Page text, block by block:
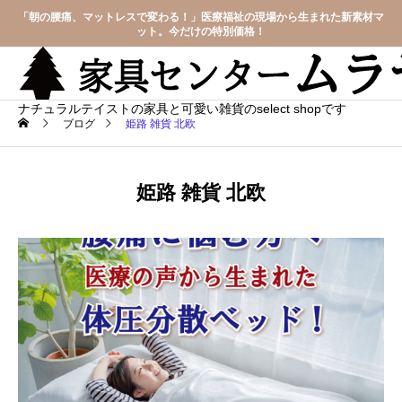
「朝の腰痛、マットレスで変わる！」医療福祉の現場から生まれた新素材マ
ット。今だけの特別価格！
ナチュラルテイストの家具と可愛い雑貨のselect shopです
ブログ 姫路 雑貨 北欧
姫路 雑貨 北欧